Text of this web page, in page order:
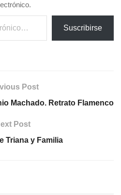
Suscribirse
Post
Machado. Retrato Flamenco
Post
Triana y Familia